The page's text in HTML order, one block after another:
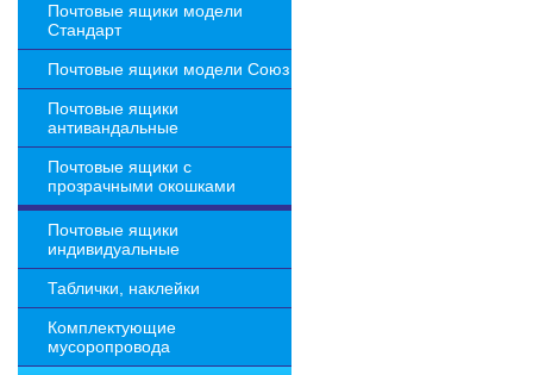
Почтовые ящики модели
Стандарт
Почтовые ящики модели Союз
Почтовые ящики
антивандальные
Почтовые ящики с
прозрачными окошками
Почтовые ящики
индивидуальные
Таблички, наклейки
Комплектующие
мусоропровода